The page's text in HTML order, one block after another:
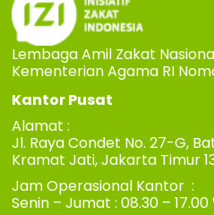
Lembaga Amil Zakat
Kementerian Agama RI
Kantor Pusat
Alamat :
Jl. Raya Condet No. 27-G,
Kramat Jati, Jakarta Timur
Jam Operasional Kantor :
Senin – Jumat : 08.30 – 17.00